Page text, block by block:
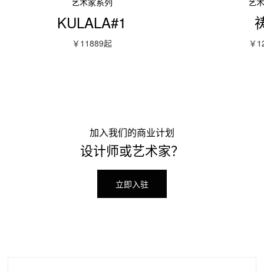
KULALA#1
￥11889起 ￥
加入我们的商业计划
设计师或艺术家？
立即入驻